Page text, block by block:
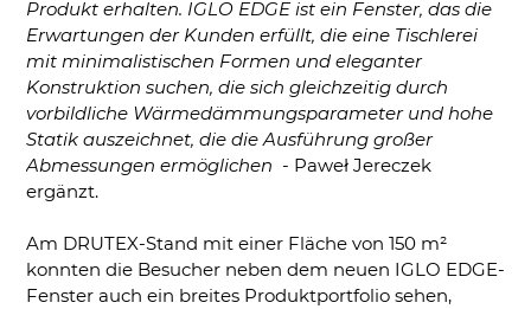
Produkt erhalten. IGLO EDGE ist ein Fenster, das die
Erwartungen der Kunden erfüllt, die eine Tischlerei
mit minimalistischen Formen und eleganter
Konstruktion suchen, die sich gleichzeitig durch
vorbildliche Wärmedämmungsparameter und hohe
Statik auszeichnet, die die Ausführung großer
Abmessungen ermöglichen - Paweł Jereczek
ergänzt.
Am DRUTEX-Stand mit einer Fläche von 150 m²
konnten die Besucher neben dem neuen IGLO EDGE-
Fenster auch ein breites Produktportfolio sehen,